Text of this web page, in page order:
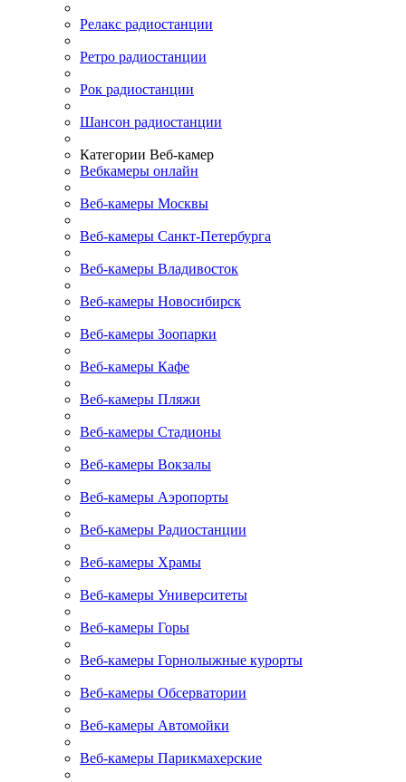
Релакс радиостанции
Ретро радиостанции
Рок радиостанции
Шансон радиостанции
Категории Веб-камер
Вебкамеры онлайн
Веб-камеры Москвы
Веб-камеры Санкт-Петербурга
Веб-камеры Владивосток
Веб-камеры Новосибирск
Веб-камеры Зоопарки
Веб-камеры Кафе
Веб-камеры Пляжи
Веб-камеры Стадионы
Веб-камеры Вокзалы
Веб-камеры Аэропорты
Веб-камеры Радиостанции
Веб-камеры Храмы
Веб-камеры Университеты
Веб-камеры Горы
Веб-камеры Горнолыжные курорты
Веб-камеры Обсерватории
Веб-камеры Автомойки
Веб-камеры Парикмахерские